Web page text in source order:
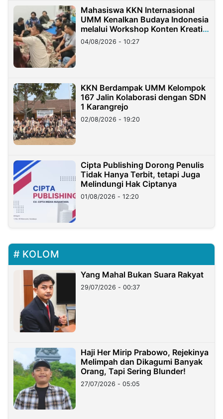
Mahasiswa KKN Internasional
UMM Kenalkan Budaya Indonesia
melalui Workshop Konten Kreatif
di Taiwan
04/08/2026 - 10:27
KKN Berdampak UMM Kelompok
167 Jalin Kolaborasi dengan SDN
1 Karangrejo
02/08/2026 - 19:20
Cipta Publishing Dorong Penulis
Tidak Hanya Terbit, tetapi Juga
Melindungi Hak Ciptanya
01/08/2026 - 12:20
KOLOM
Yang Mahal Bukan Suara Rakyat
29/07/2026 - 00:37
Haji Her Mirip Prabowo, Rejekinya
Melimpah dan Dikagumi Banyak
Orang, Tapi Sering Blunder!
27/07/2026 - 05:05